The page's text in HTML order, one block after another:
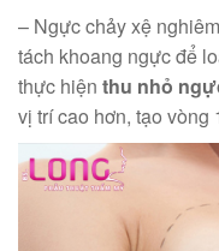
– Ngực chảy xệ
tách khoang ngực để
thực hiện thu nhỏ
vị trí cao hơn, tạo vòng